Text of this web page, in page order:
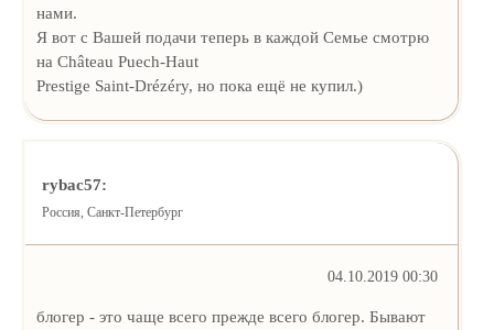
нами.
Я вот с Вашей подачи теперь в каждой Семье смотрю
на Château Puech-Haut
Prestige Saint-Drézéry, но пока ещё не купил.)
rybac57:
Россия, Санкт-Петербург
04.10.2019 00:30
блогер - это чаще всего прежде всего блогер. Бывают